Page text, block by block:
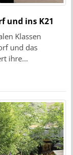
und ins K21
Klassen
und das
ihre...